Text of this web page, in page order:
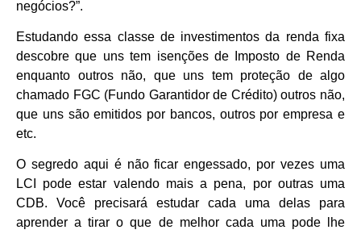
negócios?”.
Estudando essa classe de investimentos da renda fixa
descobre que uns tem isenções de Imposto de Renda
enquanto outros não, que uns tem proteção de algo
chamado FGC (Fundo Garantidor de Crédito) outros não,
que uns são emitidos por bancos, outros por empresa e
etc.
O segredo aqui é não ficar engessado, por vezes uma
LCI pode estar valendo mais a pena, por outras uma
CDB. Você precisará estudar cada uma delas para
aprender a tirar o que de melhor cada uma pode lhe